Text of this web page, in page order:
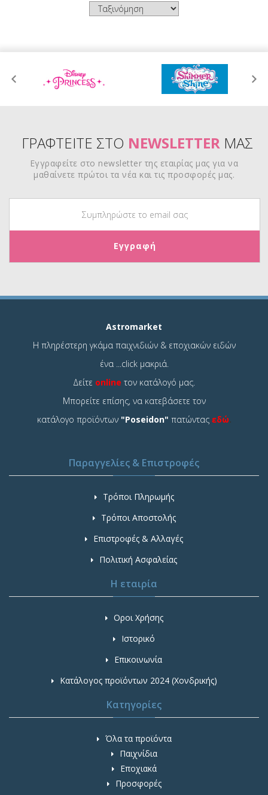
ΓΡΑΦΤΕΙΤΕ ΣΤΟ NEWSLETTERΜΑΣ
Εγγραφείτε στο newsletter της εταιρίας μας για να
μαθαίνετε πρώτοι τα νέα και τις προσφορές μας.
Astromarket
Η πληρέστερη γκάμα παιχνιδιών & εποχιακών ειδών
ένα ...click μακριά.
Δείτε online τον κατάλογό μας.
Μπορείτε επίσης, να κατεβάσετε τον
κατάλογο προϊόντων "Poseidon" πατώντας εδώ.
Παραγγελίες & Επιστροφές
Τρόποι Πληρωμής
Τρόποι Αποστολής
Επιστροφές & Αλλαγές
Πολιτική Ασφαλείας
Η εταιρία
Οροι Χρήσης
Ιστορικό
Επικοινωνία
Κατάλογος προϊόντων 2024 (Χονδρικής)
Κατηγορίες
Όλα τα προϊόντα
Παιχνίδια
Εποχιακά
Προσφορές